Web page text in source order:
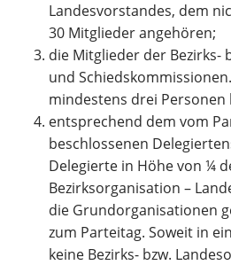
Landesvorstandes, dem
30 Mitglieder angehören;
die Mitglieder der Bezirks-
und
mindestens drei Personen
entsprechend dem vom
beschlossenen
Delegierte in Höhe von ¼
Bezirksorganisation –
die Grundorganisationen
zum Parteitag. Soweit in
keine Bezirks- bzw.